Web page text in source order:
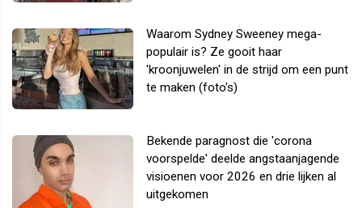
Waarom Sydney Sweeney mega-
populair is? Ze gooit haar
'kroonjuwelen' in de strijd om een punt
te maken (foto's)
Bekende paragnost die 'corona
voorspelde' deelde angstaanjagende
visioenen voor 2026 en drie lijken al
uitgekomen